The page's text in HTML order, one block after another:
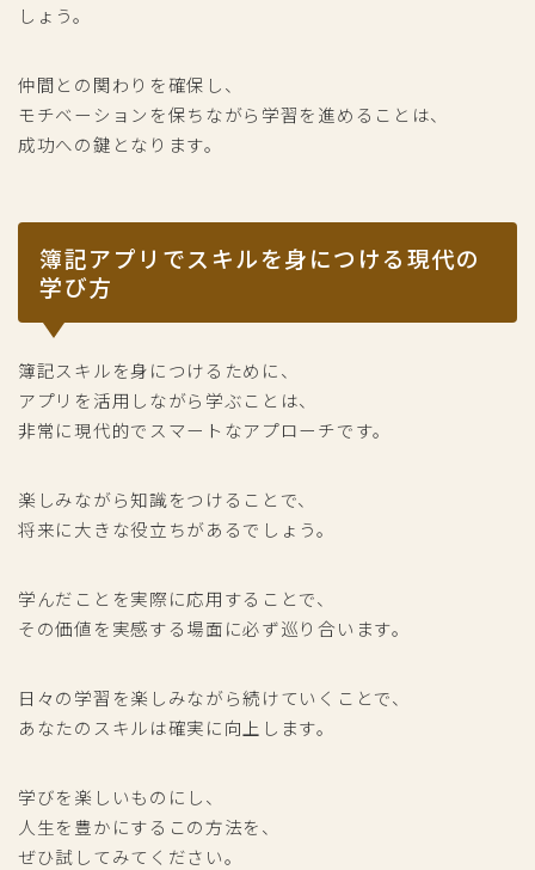
しょう。
仲間との関わりを確保し、
モチベーションを保ちながら学習を進めることは、
成功への鍵となります。
簿記アプリでスキルを身につける現代の
学び方
簿記スキルを身につけるために、
アプリを活用しながら学ぶことは、
非常に現代的でスマートなアプローチです。
楽しみながら知識をつけることで、
将来に大きな役立ちがあるでしょう。
学んだことを実際に応用することで、
その価値を実感する場面に必ず巡り合います。
日々の学習を楽しみながら続けていくことで、
あなたのスキルは確実に向上します。
学びを楽しいものにし、
人生を豊かにするこの方法を、
ぜひ試してみてください。